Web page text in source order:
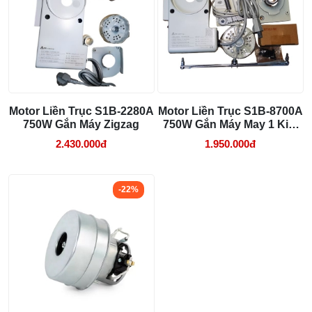
tiên tiến giúp mô tơ hoạt động mà không gây ra tiếng ồn hay
tiếng kêu lớn, tạo ra một môi trường làm việc yên tĩnh và
thoải mái.
Ứng Dụng Đa Dạng Trong Công Nghiệp Máy May: Sản
phẩm này không chỉ giúp tăng hiệu suất và tiết kiệm năng
lượng cho máy may công nghiệp, mà còn có thể được áp
dụng trong nhiều ngành công nghiệp khác nhau.
Cách lắp kim máy vắt sổ đúng chiều tránh
bỏ mũi
03/08/2026 10:22 AM
Motor Liền Trục S1B-2280A
750W Gắn Máy Zigzag
2.430.000đ
Motor Liền Trục S1B-8700A
750W Gắn Máy May 1 Kim
Cơ
1.950.000đ
-22%